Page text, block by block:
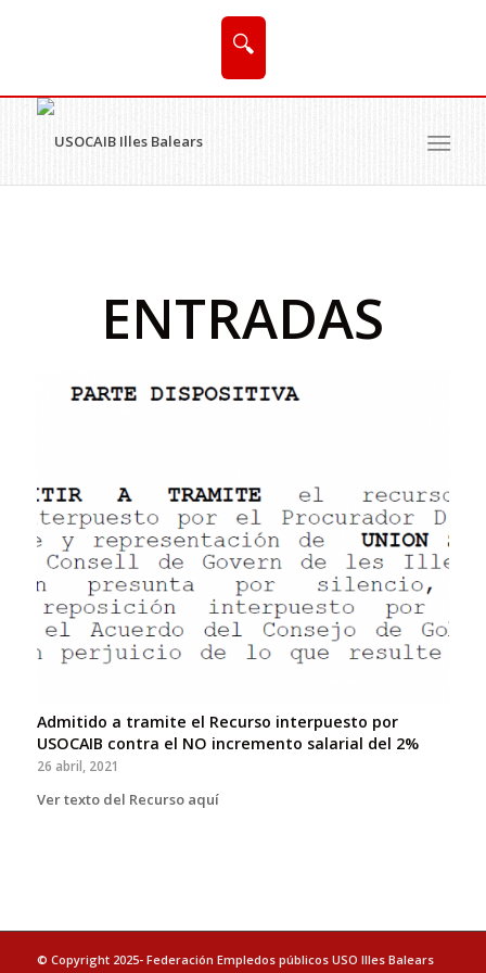
🔍
ENTRADAS
Admitido a tramite el Recurso interpuesto por
USOCAIB contra el NO incremento salarial del 2%
26 abril, 2021
Ver texto del Recurso aquí
© Copyright 2025- Federación Empledos públicos USO Illes Balears